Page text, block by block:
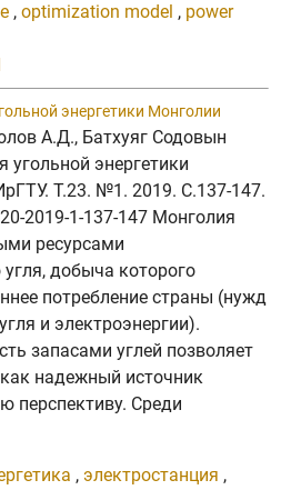
, optimization model , power
энергетики Монголии
А.Д., Батхуяг Содовын
угольной энергетики
Т.23. №1. 2019. C.137-147.
2019-1-137-147 Монголия
ресурсами
добыча которого
потребление страны (нужд
и электроэнергии).
запасами углей позволяет
надежный источник
перспективу. Среди
, электростанция ,